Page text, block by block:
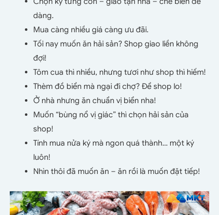
dàng.
Mua càng nhiều giá càng ưu đãi.
Tối nay muốn ăn hải sản? Shop giao liền không
đợi!
Tôm cua thì nhiều, nhưng tươi như shop thì hiếm!
Thèm đồ biển mà ngại đi chợ? Để shop lo!
Ở nhà nhưng ăn chuẩn vị biển nha!
Muốn “bùng nổ vị giác” thì chọn hải sản của
shop!
Tính mua nửa ký mà ngon quá thành… một ký
luôn!
Nhìn thôi đã muốn ăn – ăn rồi là muốn đặt tiếp!